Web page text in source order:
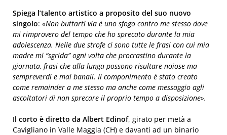
Spiega l’talento artistico a proposito del suo nuovo
singolo: «Non buttarti via è uno sfogo contro me stesso dove
mi rimprovero del tempo che ho sprecato durante la mia
adolescenza. Nelle due strofe ci sono tutte le frasi con cui mia
madre mi “sgrida” ogni volta che procrastino durante la
giornata, frasi che alla lunga possono risultare noiose ma
sempreverdi e mai banali. Il componimento è stato creato
come remainder a me stesso ma anche come messaggio agli
ascoltatori di non sprecare il proprio tempo a disposizione».
Il corto è diretto da Albert Edinof, girato per metà a
Cavigliano in Valle Maggia (CH) e davanti ad un binario